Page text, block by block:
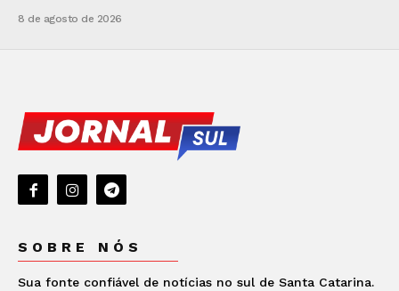
8 de agosto de 2026
SOBRE NÓS
Sua fonte confiável de notícias no sul de Santa Catarina.